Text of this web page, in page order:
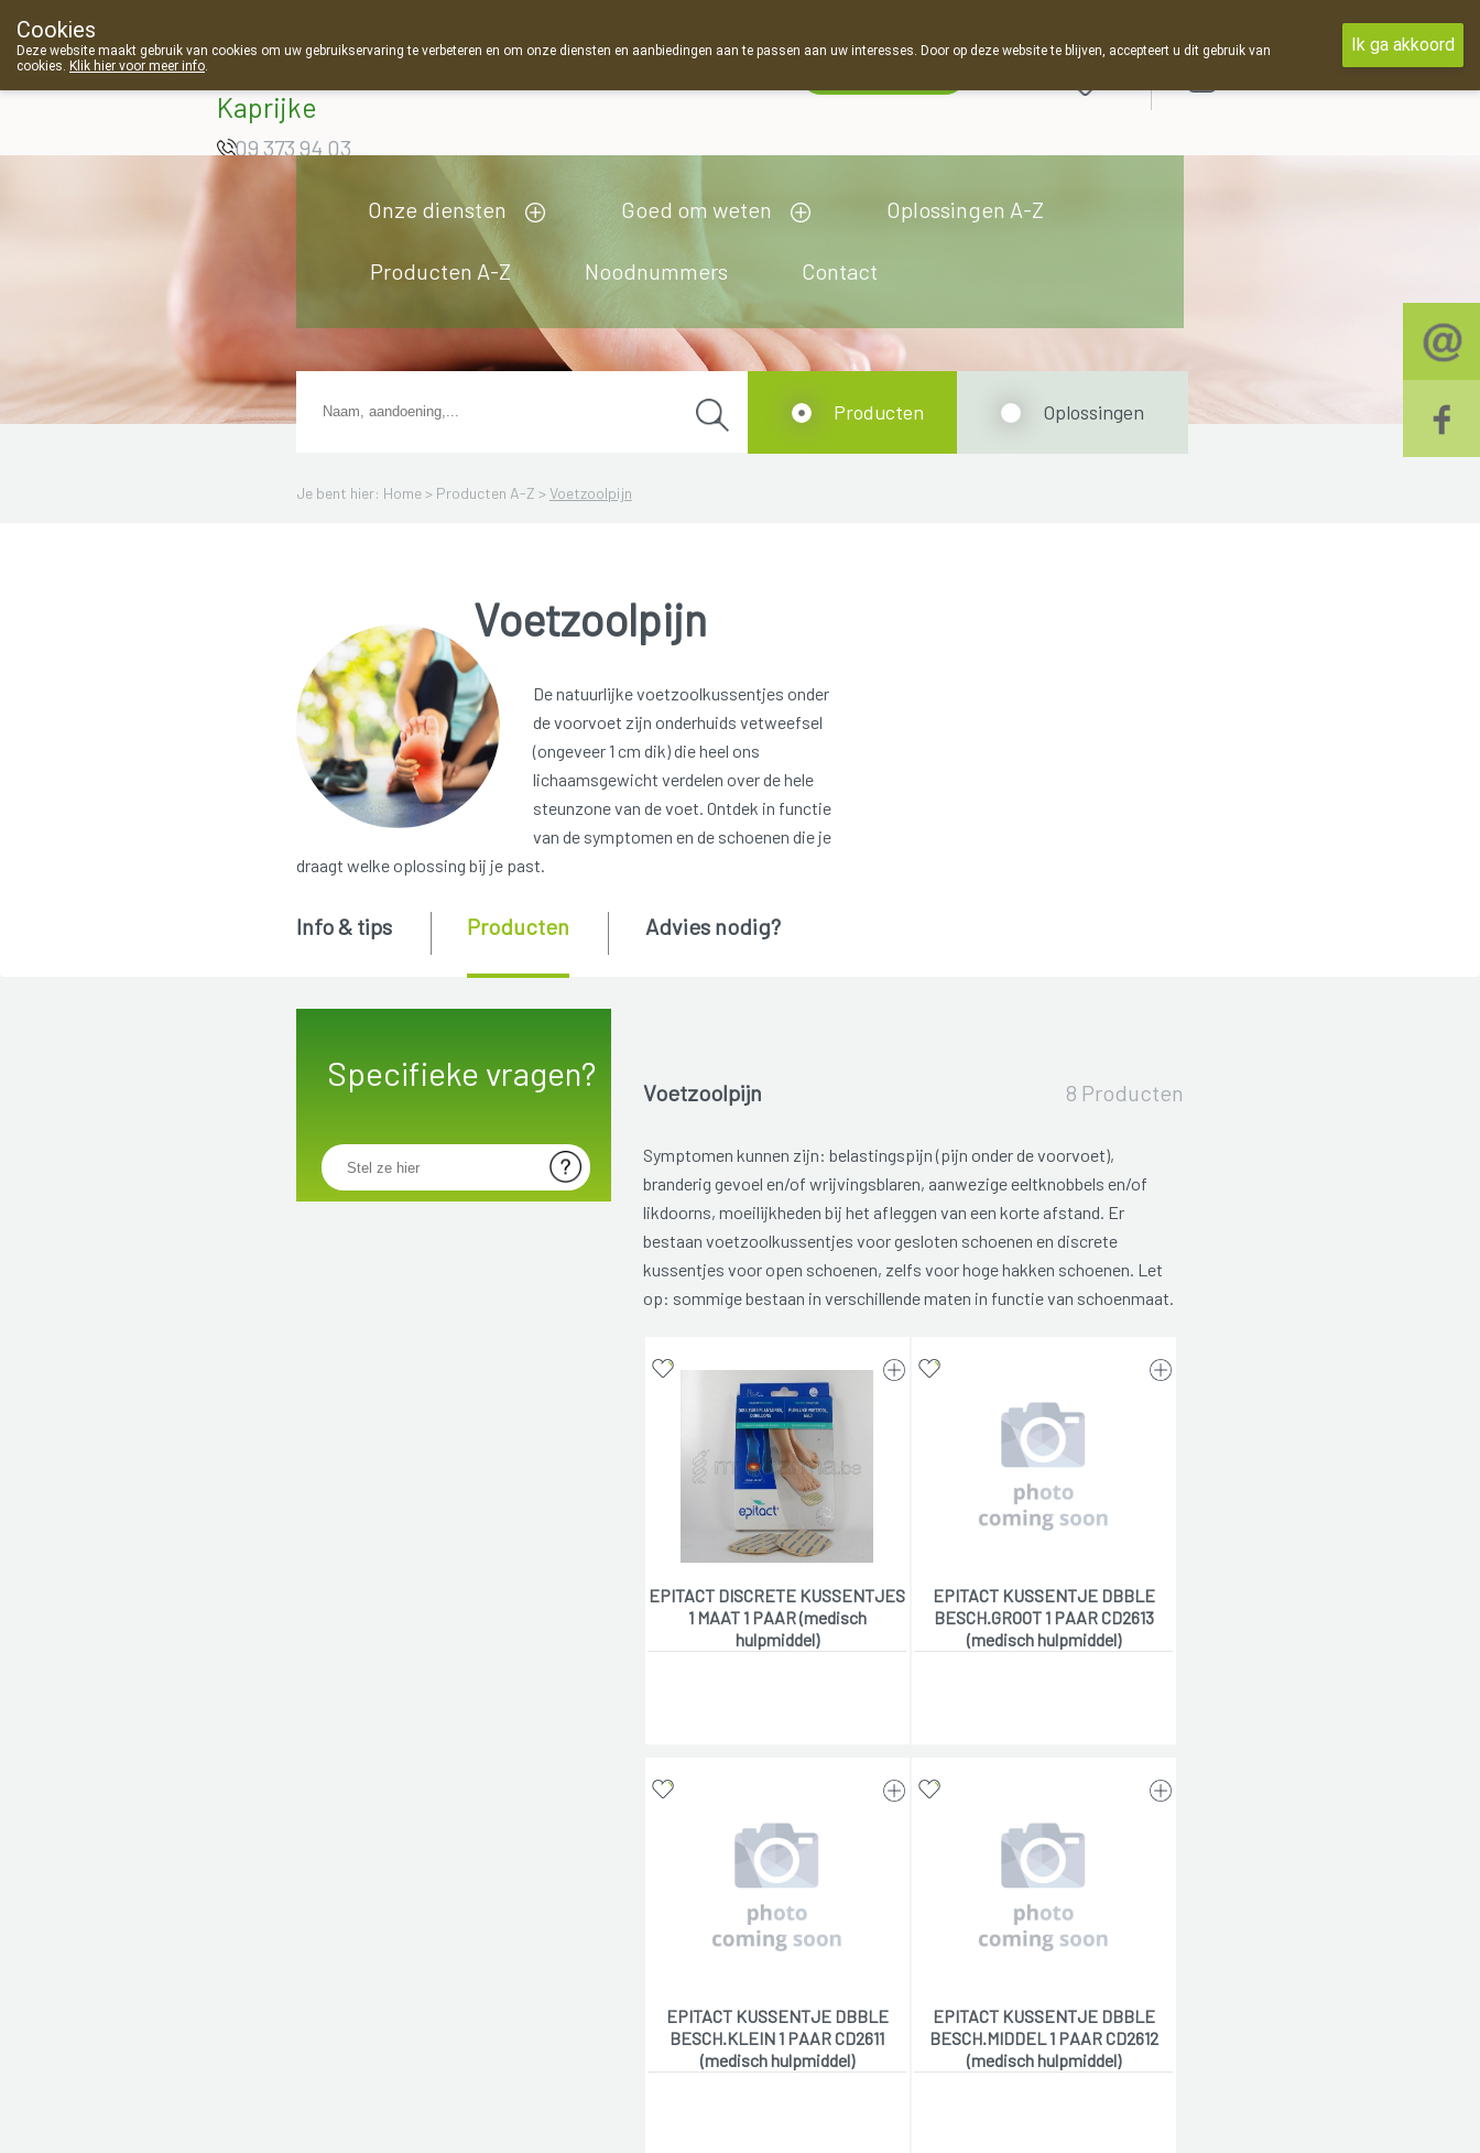
Apotheek Van
Kaprijke
09 373 94 03
Onze diensten Goed om weten Oplossingen A-Z
Producten A-Z Noodnummers Contact
Je bent hier: Home > Producten A-Z >Voetzoolpijn
Producten Oplossingen
Voetzoolpijn
De natuurlijke voetzoolkussentjes onder
de voorvoet zijn onderhuids vetweefsel
(ongeveer 1 cm dik) die heel ons
lichaamsgewicht verdelen over de hele
steunzone van de voet. Ontdek in functie
van de symptomen en de schoenen die je
draagt welke oplossing bij je past.
Specifieke vragen?
Info & tips Producten Advies nodig?
Voetzoolpijn 8 Producten
Symptomen kunnen zijn: belastingspijn (pijn onder de voorvoet),
branderig gevoel en/of wrijvingsblaren, aanwezige eeltknobbels en/of
likdoorns, moeilijkheden bij het afleggen van een korte afstand. Er
bestaan voetzoolkussentjes voor gesloten schoenen en discrete
kussentjes voor open schoenen, zelfs voor hoge hakken schoenen. Let
op: sommige bestaan in verschillende maten in functie van schoenmaat.
EPITACT DISCRETE KUSSENTJES
1 MAAT 1 PAAR (medisch
hulpmiddel)
EPITACT KUSSENTJE DBBLE
BESCH.GROOT 1 PAAR CD2613
(medisch hulpmiddel)
EPITACT KUSSENTJE DBBLE
BESCH.KLEIN 1 PAAR CD2611
(medisch hulpmiddel)
EPITACT KUSSENTJE DBBLE
BESCH.MIDDEL 1 PAAR CD2612
(medisch hulpmiddel)
Cookies
Deze website maakt gebruik van cookies om uw gebruikservaring te verbeteren en om onze diensten en aanbiedingen aan te passen aan uw interesses. Door op deze website te blijven, accepteert u dit gebruik van
cookies. Klik hier voor meer info.
Ik ga akkoord